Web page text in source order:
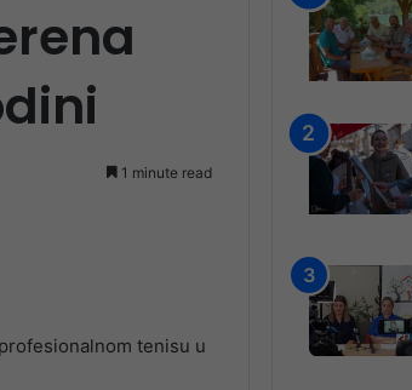
1 minute read
tenisu u